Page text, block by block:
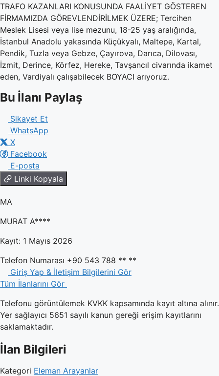
TRAFO KAZANLARI KONUSUNDA FAALİYET GÖSTEREN
FİRMAMIZDA GÖREVLENDİRİLMEK ÜZERE; Tercihen
Meslek Lisesi veya lise mezunu, 18-25 yaş aralığında,
İstanbul Anadolu yakasında Küçükyalı, Maltepe, Kartal,
Pendik, Tuzla veya Gebze, Çayırova, Darıca, Dilovası,
İzmit, Derince, Körfez, Hereke, Tavşancıl civarında ikamet
eden, Vardiyalı çalışabilecek BOYACI arıyoruz.
Bu İlanı Paylaş
Şikayet Et
WhatsApp
X
Facebook
E-posta
Linki Kopyala
MA
MURAT A****
Kayıt: 1 Mayıs 2026
Telefon Numarası +90 543 788 ** **
Giriş Yap & İletişim Bilgilerini Gör
Tüm İlanlarını Gör
Telefonu görüntülemek KVKK kapsamında kayıt altına alınır.
Yer sağlayıcı 5651 sayılı kanun gereği erişim kayıtlarını
saklamaktadır.
İlan Bilgileri
Kategori Eleman Arayanlar